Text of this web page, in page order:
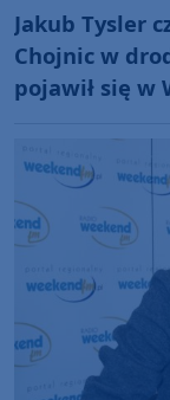
Jakub Tysler
Chojnic w
pojawił się w